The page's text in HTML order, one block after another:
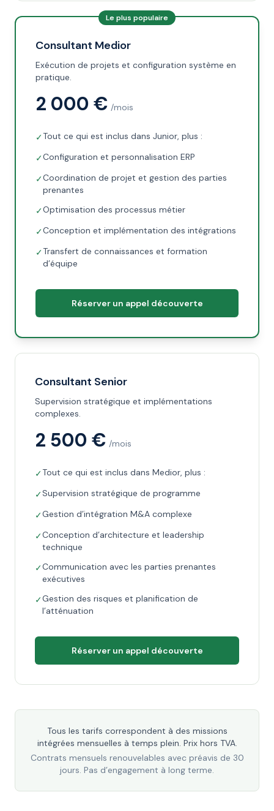
Le plus populaire
Consultant Medior
Exécution de projets et configuration système en
pratique.
2 000 € /mois
✓Tout ce qui est inclus dans Junior, plus :
✓Configuration et personnalisation ERP
✓Coordination de projet et gestion des parties
prenantes
✓Optimisation des processus métier
✓Conception et implémentation des intégrations
✓Transfert de connaissances et formation
d’équipe
Réserver un appel découverte
Consultant Senior
Supervision stratégique et implémentations
complexes.
2 500 € /mois
✓Tout ce qui est inclus dans Medior, plus :
✓Supervision stratégique de programme
✓Gestion d’intégration M&A complexe
✓Conception d’architecture et leadership
technique
✓Communication avec les parties prenantes
exécutives
✓Gestion des risques et planification de
l’atténuation
Réserver un appel découverte
Tous les tarifs correspondent à des missions
intégrées mensuelles à temps plein. Prix hors TVA.
Contrats mensuels renouvelables avec préavis de 30
jours. Pas d’engagement à long terme.